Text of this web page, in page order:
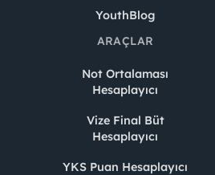
YouthBlog
ARAÇLAR
Not Ortalaması
Hesaplayıcı
Vize Final Büt
Hesaplayıcı
YKS Puan Hesaplayıcı